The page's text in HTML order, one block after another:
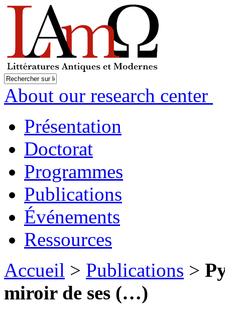
About our research center
Présentation
Doctorat
Programmes
Publications
Événements
Ressources
Accueil > Publications >
miroir de ses (…)